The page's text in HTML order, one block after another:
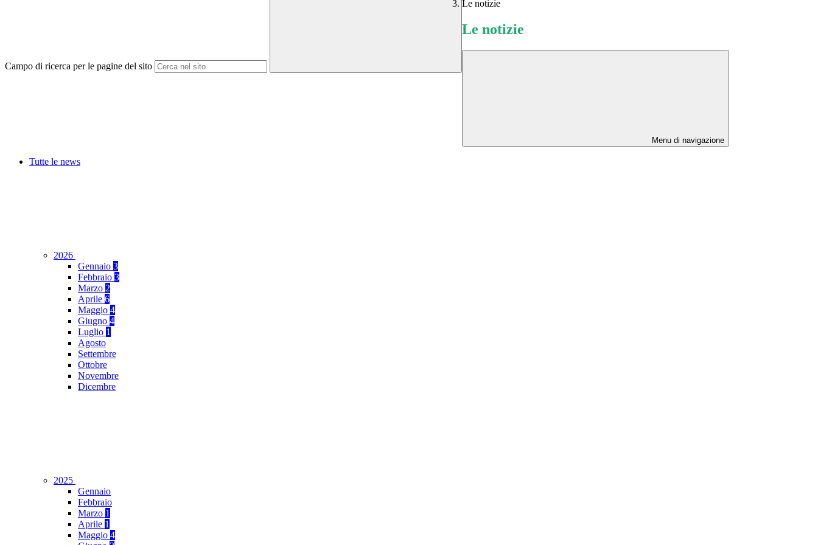
Campo di ricerca per le pagine del sito
Le notizie
Le notizie
Menu di navigazione
Tutte le news
2026
Gennaio 3
Febbraio 3
Marzo 2
Aprile 6
Maggio 4
Giugno 4
Luglio 1
Agosto
Settembre
Ottobre
Novembre
Dicembre
2025
Gennaio
Febbraio
Marzo 1
Aprile 1
Maggio 4